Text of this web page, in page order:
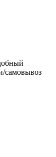
самовывоз